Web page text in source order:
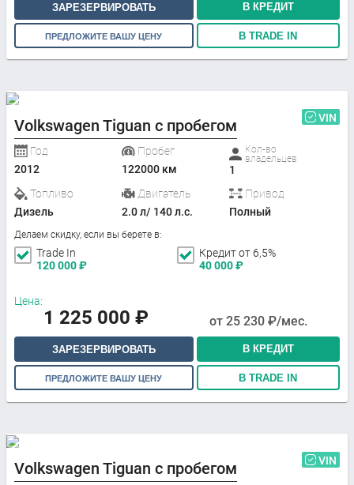
ЗАРЕЗЕРВИРОВАТЬ В КРЕДИТ
ПРЕДЛОЖИТЕ ВАШУ ЦЕНУ В TRADE IN
Volkswagen Tiguan с пробегом VIN
Год
2012
Пробег
122000 км
Кол-во
владельцев
1
Топливо
Дизель
Двигатель
2.0 л/ 140 л.с.
Привод
Полный
Делаем скидку, если вы берете в:
Trade In
120 000₽
Кредит от 6,5%
40 000₽
Цена:
1 225 000 ₽ от 25 230 ₽/мес.
ЗАРЕЗЕРВИРОВАТЬ В КРЕДИТ
ПРЕДЛОЖИТЕ ВАШУ ЦЕНУ В TRADE IN
Volkswagen Tiguan с пробегом VIN